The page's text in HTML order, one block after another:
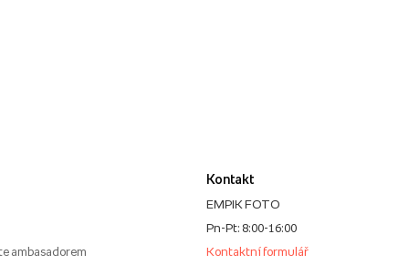
ambasadorem
Kontakt
EMPIK FOTO
Pn-Pt: 8:00-16:00
Kontaktní formulář